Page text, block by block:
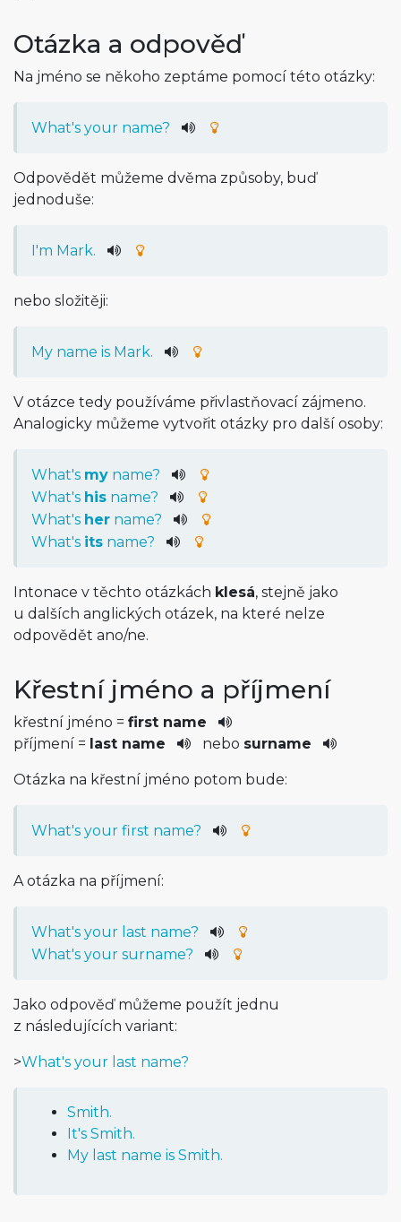
Otázka a odpověď
Na jméno se někoho zeptáme pomocí této otázky:
What's your name?
Odpovědět můžeme dvěma způsoby, buď
jednoduše:
I'm Mark.
nebo složitěji:
My name is Mark.
V otázce tedy používáme přivlastňovací zájmeno.
Analogicky můžeme vytvořit otázky pro další osoby:
What's my name?
What's his name?
What's her name?
What's its name?
Intonace v těchto otázkách klesá, stejně jako
u dalších anglických otázek, na které nelze
odpovědět ano/ne.
Křestní jméno a příjmení
křestní jméno = first name
příjmení = last name nebo surname
Otázka na křestní jméno potom bude:
What's your first name?
A otázka na příjmení:
What's your last name?
What's your surname?
Jako odpověď můžeme použít jednu
z následujících variant:
>What's your last name?
Smith.
It's Smith.
My last name is Smith.